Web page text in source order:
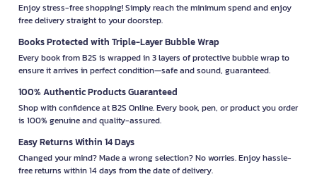
Enjoy stress-free shopping! Simply reach the minimum spend and enjoy
free delivery straight to your doorstep.
Books Protected with Triple-Layer Bubble Wrap
Every book from B2S is wrapped in 3 layers of protective bubble wrap to
ensure it arrives in perfect condition—safe and sound, guaranteed.
100% Authentic Products Guaranteed
Shop with confidence at B2S Online. Every book, pen, or product you order
is 100% genuine and quality-assured.
Easy Returns Within 14 Days
Changed your mind? Made a wrong selection? No worries. Enjoy hassle-
free returns within 14 days from the date of delivery.